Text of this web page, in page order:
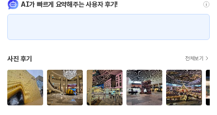
AI가 빠르게 요약해주는 사용자 후기!
사진 후기 전체보기